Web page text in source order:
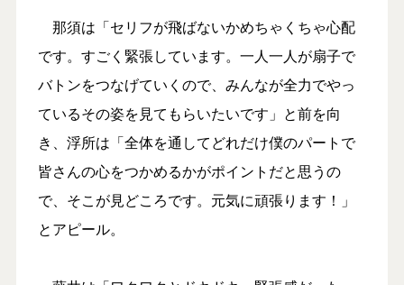
那須は「セリフが飛ばないかめちゃくちゃ心配
です。すごく緊張しています。一人一人が扇子で
バトンをつなげていくので、みんなが全力でやっ
ているその姿を見てもらいたいです」と前を向
き、浮所は「全体を通してどれだけ僕のパートで
皆さんの心をつかめるかがポイントだと思うの
で、そこが見どころです。元気に頑張ります！」
とアピール。